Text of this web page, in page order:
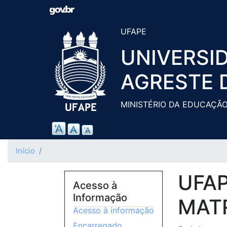
UFAPE
AGRESTE
MINISTÉRIO DA
Início
Acesso à
Informação
Acesso à informação